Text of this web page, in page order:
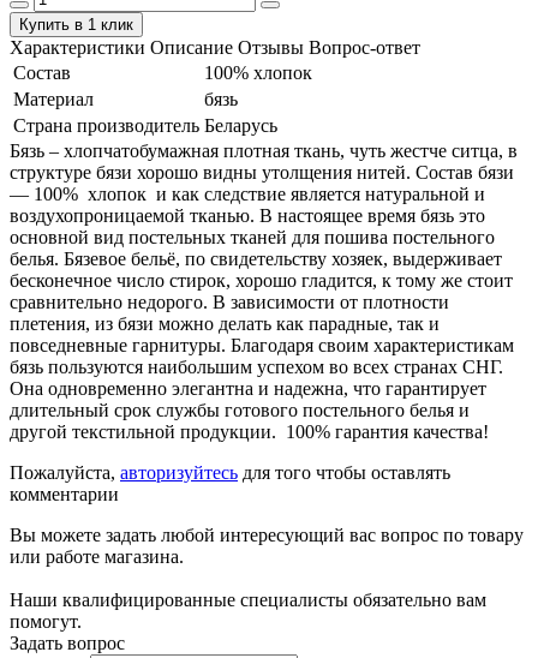
Купить в 1 клик
Характеристики Описание Отзывы Вопрос-ответ
Состав
100% хлопок
Материал
бязь
Страна производитель Беларусь
Бязь – хлопчатобумажная плотная ткань, чуть жестче ситца, в
структуре бязи хорошо видны утолщения нитей. Состав бязи
― 100% хлопок и как следствие является натуральной и
воздухопроницаемой тканью. В настоящее время бязь это
основной вид постельных тканей для пошива постельного
белья. Бязевое бельё, по свидетельству хозяек, выдерживает
бесконечное число стирок, хорошо гладится, к тому же стоит
сравнительно недорого. В зависимости от плотности
плетения, из бязи можно делать как парадные, так и
повседневные гарнитуры. Благодаря своим характеристикам
бязь пользуются наибольшим успехом во всех странах СНГ.
Она одновременно элегантна и надежна, что гарантирует
длительный срок службы готового постельного белья и
другой текстильной продукции. 100% гарантия качества!
Пожалуйста, авторизуйтесь для того чтобы оставлять
комментарии
Вы можете задать любой интересующий вас вопрос по товару
или работе магазина.
Наши квалифицированные специалисты обязательно вам
помогут.
Задать вопрос